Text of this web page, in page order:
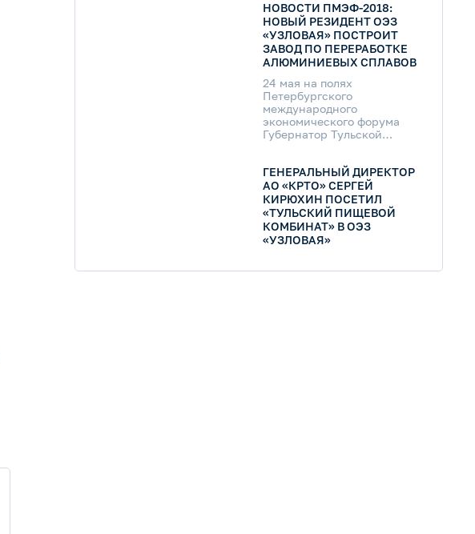
НОВОСТИ ПМЭФ-2018:
НОВЫЙ РЕЗИДЕНТ ОЭЗ
«УЗЛОВАЯ» ПОСТРОИТ
ЗАВОД ПО ПЕРЕРАБОТКЕ
АЛЮМИНИЕВЫХ СПЛАВОВ
24 мая на полях
Петербургского
международного
экономического форума
Губернатор Тульской
«Тульский завод алюминия»
Юрий Архипов подписали
соглашение о
сотрудничестве при
реализации
инвестиционного проекта.
ГЕНЕРАЛЬНЫЙ ДИРЕКТОР
АО «КРТО» СЕРГЕЙ
КИРЮХИН ПОСЕТИЛ
«ТУЛЬСКИЙ ПИЩЕВОЙ
КОМБИНАТ» В ОЭЗ
«УЗЛОВАЯ»